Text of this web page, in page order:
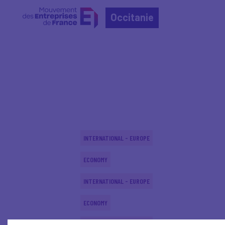
Occitanie
INTERNATIONAL - EUROPE
ECONOMY
INTERNATIONAL - EUROPE
ECONOMY